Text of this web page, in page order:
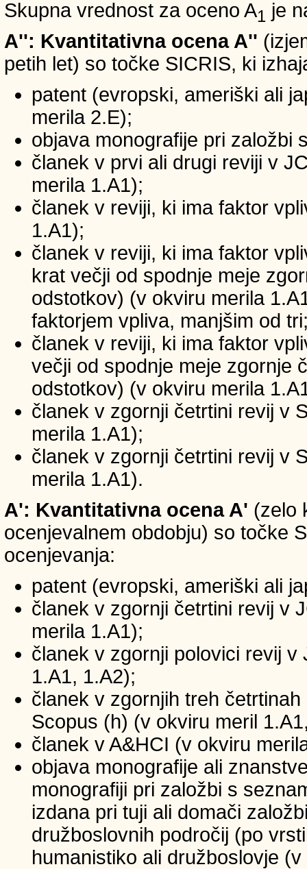
Skupna vrednost za oceno A1 je
A'': Kvantitativna ocena A''
petih let) so točke SICRIS, ki
patent (evropski, ameriški ali
merila 2.E);
objava monografije pri založbi
članek v prvi ali drugi reviji v
merila 1.A1);
članek v reviji, ki ima faktor
1.A1);
članek v reviji, ki ima faktor
krat večji od spodnje meje
odstotkov) (v okviru merila
faktorjem vpliva, manjšim od
članek v reviji, ki ima faktor
večji od spodnje meje zgornje
odstotkov) (v okviru merila
članek v zgornji četrtini revij v
merila 1.A1);
članek v zgornji četrtini revij v
merila 1.A1).
A': Kvantitativna ocena A' (zelo
ocenjevalnem obdobju) so točke
ocenjevanja:
patent (evropski, ameriški ali
članek v zgornji četrtini revij v
merila 1.A1);
članek v zgornji polovici revij
1.A1, 1.A2);
članek v zgornjih treh
Scopus (h) (v okviru meril
članek v A&HCI (v okviru
objava monografije ali
monografiji pri založbi s
izdana pri tuji ali domači
družboslovnih področij (po
humanistiko ali družboslovje